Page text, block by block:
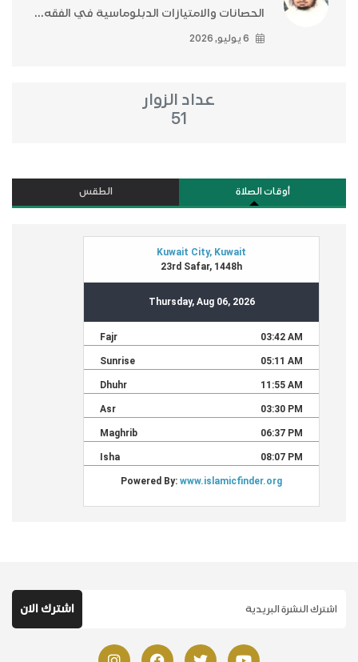
الحصانات والامتيازات الدبلوماسية في الفقه...
6 يوليو, 2026
عداد الزوار
51
أوقات الصلاة الطقس